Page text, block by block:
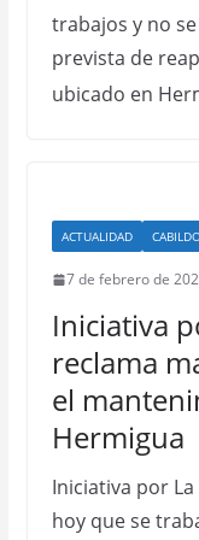
trabajos y no
prevista de
ubicado en
ACTUALIDAD
7 de febrero de
Iniciativa
reclama
el
Hermigua
Iniciativa por
hoy que se